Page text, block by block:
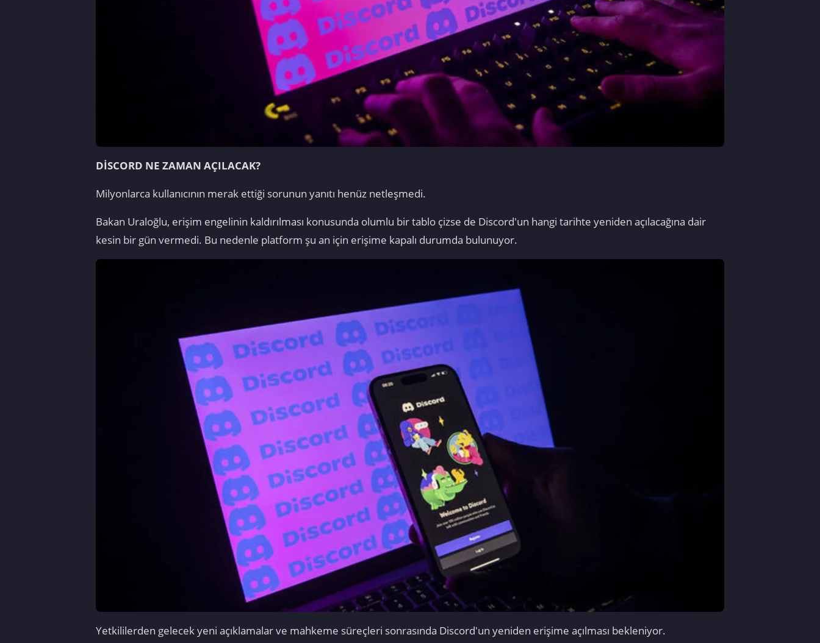
DİSCORD NE ZAMAN AÇILACAK?
Milyonlarca kullanıcının merak ettiği sorunun yanıtı henüz netleşmedi.
Bakan Uraloğlu, erişim engelinin kaldırılması konusunda olumlu bir tablo çizse de Discord'un hangi tarihte yeniden açılacağına dair
kesin bir gün vermedi. Bu nedenle platform şu an için erişime kapalı durumda bulunuyor.
Yetkililerden gelecek yeni açıklamalar ve mahkeme süreçleri sonrasında Discord'un yeniden erişime açılması bekleniyor.